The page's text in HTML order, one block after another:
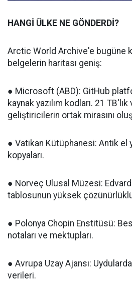
HANGİ ÜLKE NE GÖNDERDİ?
Arctic World Archive'e bugüne
belgelerin haritası geniş:
● Microsoft (ABD): GitHub
kaynak yazılım kodları. 21 TB'lık
geliştiricilerin ortak mirasını
● Vatikan Kütüphanesi: Antik el
kopyaları.
● Norveç Ulusal Müzesi: Edvard
tablosunun yüksek
● Polonya Chopin Enstitüsü:
notaları ve mektupları.
● Avrupa Uzay Ajansı:
verileri.